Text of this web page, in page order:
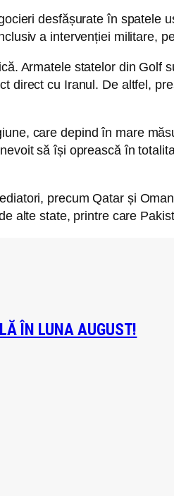
desfășurate în spatele
a intervenției militare,
Armatele statelor din Golf
direct cu Iranul. De altfel,
care depind în mare
să își oprească în
precum Qatar și
alte state, printre care
ÎN LUNA AUGUST!